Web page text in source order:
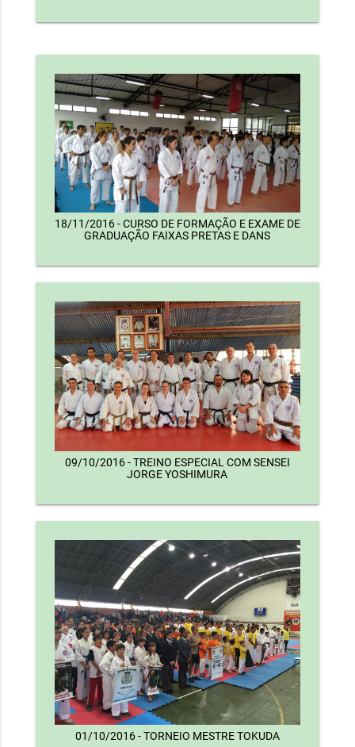
18/11/2016 - CURSO DE FORMAÇÃO E EXAME DE
GRADUAÇÃO FAIXAS PRETAS E DANS
09/10/2016 - TREINO ESPECIAL COM SENSEI
JORGE YOSHIMURA
01/10/2016 - TORNEIO MESTRE TOKUDA